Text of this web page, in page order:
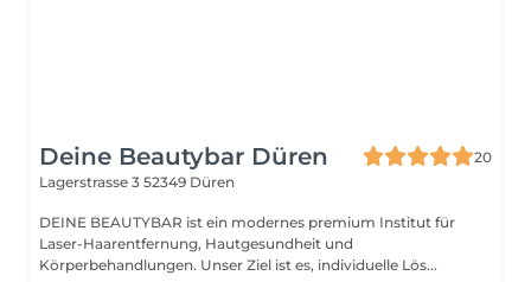
Deine Beautybar Düren
20
Lagerstrasse 3 52349 Düren
DEINE BEAUTYBAR ist ein modernes premium Institut für
Laser-Haarentfernung, Hautgesundheit und
Körperbehandlungen. Unser Ziel ist es, individuelle Lös...